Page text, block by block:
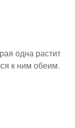
одна растит
к ним обеим.